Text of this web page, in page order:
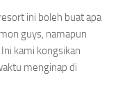
ini boleh buat apa
guys, namapun
kami kongsikan
menginap di